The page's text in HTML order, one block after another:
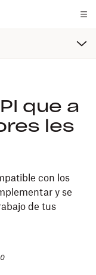
que a
les
con los
y se
de tus